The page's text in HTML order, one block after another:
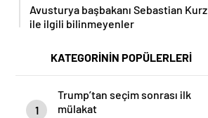
Avusturya başbakanı Sebastian Kurz
ile ilgili bilinmeyenler
KATEGORİNİN POPÜLERLERİ
1
Trump’tan seçim sonrası ilk
mülakat